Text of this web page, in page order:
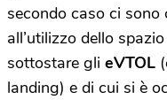
secondo caso ci sono
all’utilizzo dello
sottostare gli eVTOL
landing) e di cui si è